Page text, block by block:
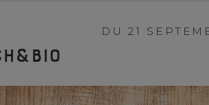
DU 21